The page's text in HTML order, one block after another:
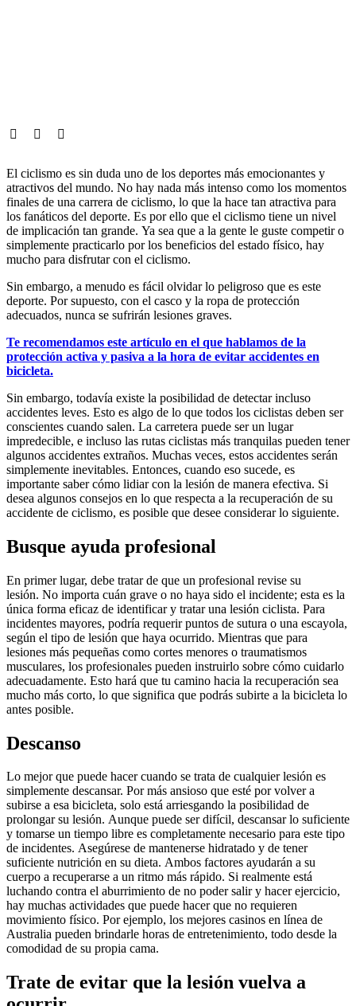
El ciclismo es sin duda uno de los deportes más emocionantes y
atractivos del mundo. No hay nada más intenso como los momentos
finales de una carrera de ciclismo, lo que la hace tan atractiva para
los fanáticos del deporte. Es por ello que el ciclismo tiene un nivel
de implicación tan grande. Ya sea que a la gente le guste competir o
simplemente practicarlo por los beneficios del estado físico, hay
mucho para disfrutar con el ciclismo.
Sin embargo, a menudo es fácil olvidar lo peligroso que es este
deporte. Por supuesto, con el casco y la ropa de protección
adecuados, nunca se sufrirán lesiones graves.
Te recomendamos este artículo en el que hablamos de la
protección activa y pasiva a la hora de evitar accidentes en
bicicleta.
Sin embargo, todavía existe la posibilidad de detectar incluso
accidentes leves. Esto es algo de lo que todos los ciclistas deben ser
conscientes cuando salen. La carretera puede ser un lugar
impredecible, e incluso las rutas ciclistas más tranquilas pueden tener
algunos accidentes extraños. Muchas veces, estos accidentes serán
simplemente inevitables. Entonces, cuando eso sucede, es
importante saber cómo lidiar con la lesión de manera efectiva. Si
desea algunos consejos en lo que respecta a la recuperación de su
accidente de ciclismo, es posible que desee considerar lo siguiente.
Busque ayuda profesional
En primer lugar, debe tratar de que un profesional revise su
lesión. No importa cuán grave o no haya sido el incidente; esta es la
única forma eficaz de identificar y tratar una lesión ciclista. Para
incidentes mayores, podría requerir puntos de sutura o una escayola,
según el tipo de lesión que haya ocurrido. Mientras que para
lesiones más pequeñas como cortes menores o traumatismos
musculares, los profesionales pueden instruirlo sobre cómo cuidarlo
adecuadamente. Esto hará que tu camino hacia la recuperación sea
mucho más corto, lo que significa que podrás subirte a la bicicleta lo
antes posible.
Descanso
Lo mejor que puede hacer cuando se trata de cualquier lesión es
simplemente descansar. Por más ansioso que esté por volver a
subirse a esa bicicleta, solo está arriesgando la posibilidad de
prolongar su lesión. Aunque puede ser difícil, descansar lo suficiente
y tomarse un tiempo libre es completamente necesario para este tipo
de incidentes. Asegúrese de mantenerse hidratado y de tener
suficiente nutrición en su dieta. Ambos factores ayudarán a su
cuerpo a recuperarse a un ritmo más rápido. Si realmente está
luchando contra el aburrimiento de no poder salir y hacer ejercicio,
hay muchas actividades que puede hacer que no requieren
movimiento físico. Por ejemplo, los mejores casinos en línea de
Australia pueden brindarle horas de entretenimiento, todo desde la
comodidad de su propia cama.
Trate de evitar que la lesión vuelva a